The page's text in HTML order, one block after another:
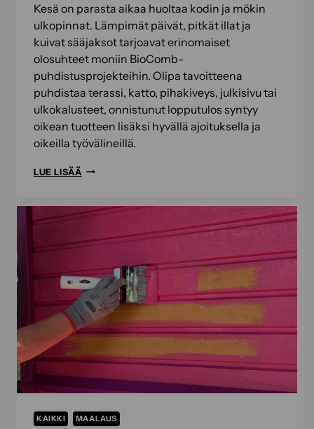
Kesä on parasta aikaa huoltaa kodin ja mökin
ulkopinnat. Lämpimät päivät, pitkät illat ja
kuivat sääjaksot tarjoavat erinomaiset
olosuhteet moniin BioComb-
puhdistusprojekteihin. Olipa tavoitteena
puhdistaa terassi, katto, pihakiveys, julkisivu tai
ulkokalusteet, onnistunut lopputulos syntyy
oikean tuotteen lisäksi hyvällä ajoituksella ja
oikeilla työvälineillä.
LUE LISÄÄ KESÄN
ONNISTUT
PUHDISTUKSISSA
KAIKKI MAALAUS